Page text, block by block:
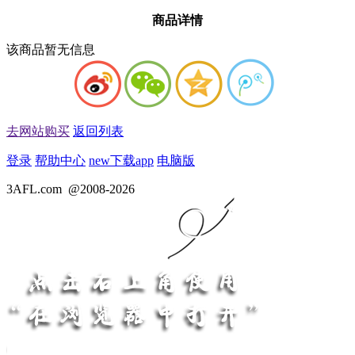
商品详情
该商品暂无信息
去网站购买 返回列表
登录 帮助中心 new下载app 电脑版
3AFL.com @2008-2026